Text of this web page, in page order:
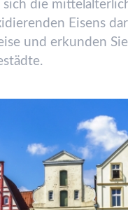
die
Eisens
und erkunden
ädte.